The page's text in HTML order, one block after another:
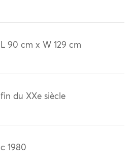
L 90 cm x W 129 cm
fin du XXe siècle
c 1980